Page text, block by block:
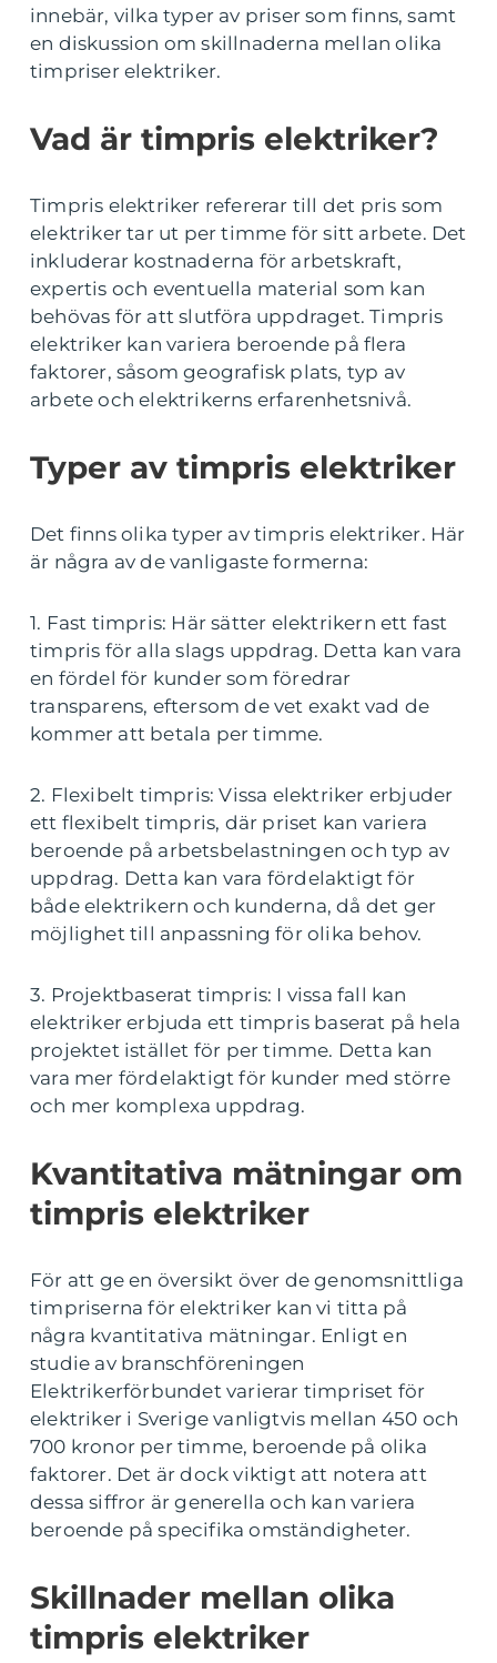
innebär, vilka typer av priser som finns, samt
en diskussion om skillnaderna mellan olika
timpriser elektriker.
Vad är timpris elektriker?
Timpris elektriker refererar till det pris som
elektriker tar ut per timme för sitt arbete. Det
inkluderar kostnaderna för arbetskraft,
expertis och eventuella material som kan
behövas för att slutföra uppdraget. Timpris
elektriker kan variera beroende på flera
faktorer, såsom geografisk plats, typ av
arbete och elektrikerns erfarenhetsnivå.
Typer av timpris elektriker
Det finns olika typer av timpris elektriker. Här
är några av de vanligaste formerna:
1. Fast timpris: Här sätter elektrikern ett fast
timpris för alla slags uppdrag. Detta kan vara
en fördel för kunder som föredrar
transparens, eftersom de vet exakt vad de
kommer att betala per timme.
2. Flexibelt timpris: Vissa elektriker erbjuder
ett flexibelt timpris, där priset kan variera
beroende på arbetsbelastningen och typ av
uppdrag. Detta kan vara fördelaktigt för
både elektrikern och kunderna, då det ger
möjlighet till anpassning för olika behov.
3. Projektbaserat timpris: I vissa fall kan
elektriker erbjuda ett timpris baserat på hela
projektet istället för per timme. Detta kan
vara mer fördelaktigt för kunder med större
och mer komplexa uppdrag.
Kvantitativa mätningar om
timpris elektriker
För att ge en översikt över de genomsnittliga
timpriserna för elektriker kan vi titta på
några kvantitativa mätningar. Enligt en
studie av branschföreningen
Elektrikerförbundet varierar timpriset för
elektriker i Sverige vanligtvis mellan 450 och
700 kronor per timme, beroende på olika
faktorer. Det är dock viktigt att notera att
dessa siffror är generella och kan variera
beroende på specifika omständigheter.
Skillnader mellan olika
timpris elektriker